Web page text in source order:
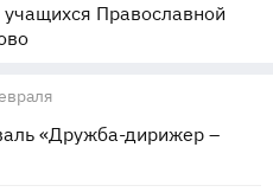
Православной
«Дружба-дирижер –